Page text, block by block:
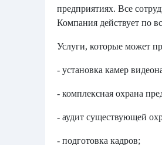
предприятиях. Все
Компания действует по
Услуги, которые может
- установка камер
- комплексная охрана
- аудит существующей
- подготовка кадров;